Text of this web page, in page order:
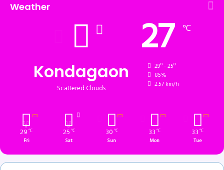
Weather
Kondagaon
Scattered Clouds
27 ℃
29º - 25º
85%
2.57 km/h
29 ℃
Fri
25 ℃
Sat
30 ℃
Sun
33 ℃
Mon
33 ℃
Tue